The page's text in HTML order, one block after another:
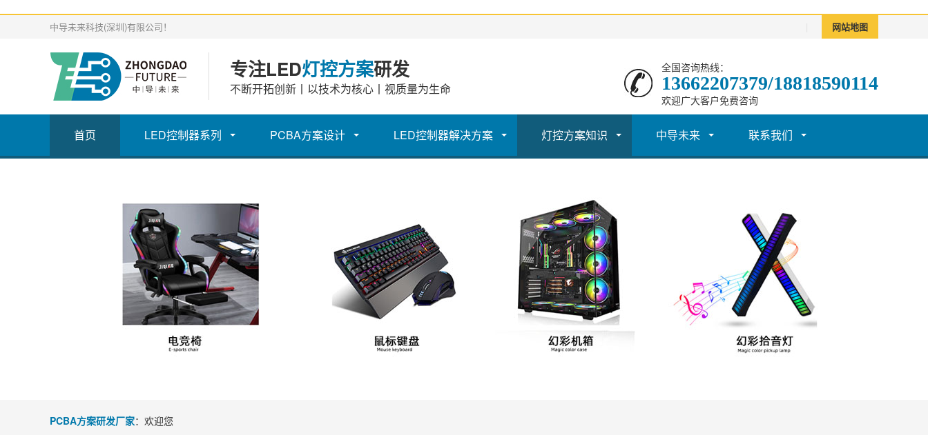
网站地图
中导未来科技(深圳)有限公司！
专注LED灯控方案研发
不断开拓创新丨以技术为核心丨视质量为生命
全国咨询热线：
13662207379/18818590114
欢迎广大客户免费咨询
首页 LED控制器系列 PCBA方案设计 LED控制器解决方案 灯控方案知识 中导未来 联系我们
PCBA方案研发厂家：欢迎您